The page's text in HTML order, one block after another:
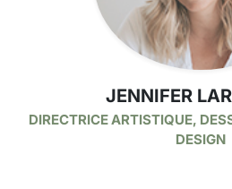
JENNIFER
DIRECTRICE ARTISTIQUE,
DESIGN